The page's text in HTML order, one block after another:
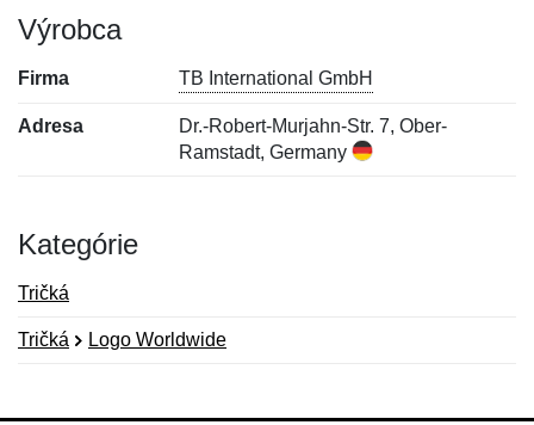
Výrobca
Firma TB International GmbH
Adresa
Dr.-Robert-Murjahn-Str. 7, Ober-
Ramstadt, Germany
Kategórie
Tričká
Tričká Logo Worldwide